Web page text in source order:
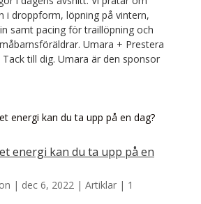
i droppform, löpning på vintern,
samt pacing för traillöpning och
Umara + Prestera
till dig. Umara är den sponsor
energi kan du ta upp på en
| dec 6, 2022| Artiklar| 1